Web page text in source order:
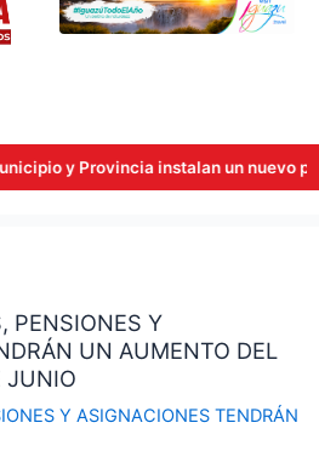
y Provincia instalan un nuevo
PENSIONES Y
UN AUMENTO DEL
JUNIO
Y ASIGNACIONES TENDRÁN